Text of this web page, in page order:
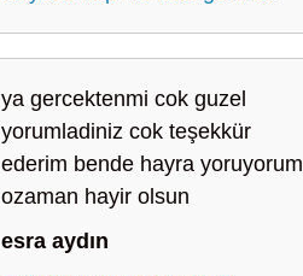
ya gercektenmi cok guzel
yorumladiniz cok teşekkür
ederim bende hayra yoruyorum
ozaman hayir olsun
esra aydın